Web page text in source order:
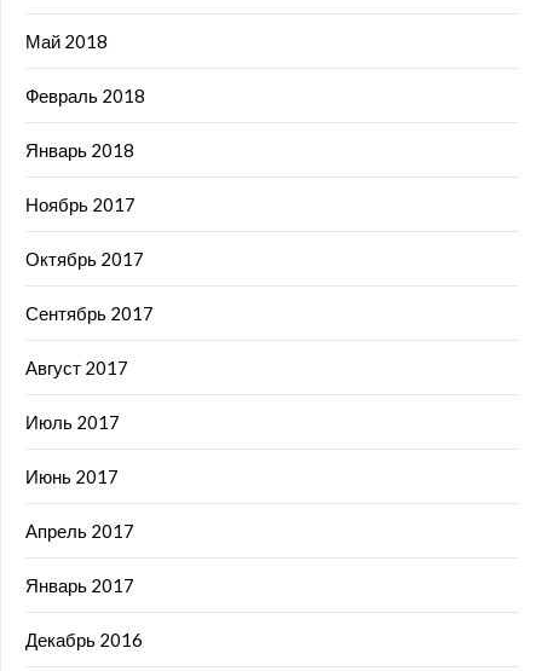
Май 2018
Февраль 2018
Январь 2018
Ноябрь 2017
Октябрь 2017
Сентябрь 2017
Август 2017
Июль 2017
Июнь 2017
Апрель 2017
Январь 2017
Декабрь 2016